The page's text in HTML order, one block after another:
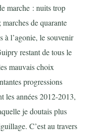
marche : nuits trop
de quarante
à l’agonie, le souvenir
restant de tous le
mauvais choix
progressions
les années 2012-2013,
je doutais plus
C’est au travers